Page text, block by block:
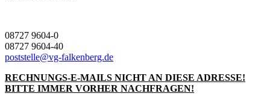
08727 9604-0
08727 9604-40
poststelle@vg-falkenberg.de
RECHNUNGS-E-MAILS NICHT AN DIESE ADRESSE!
BITTE IMMER VORHER NACHFRAGEN!